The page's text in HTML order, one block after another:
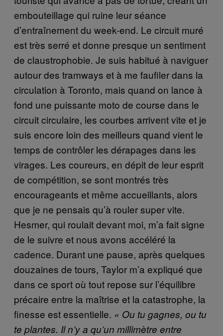
embouteillage qui ruine leur séance
d’entraînement du week-end. Le circuit muré
est très serré et donne presque un sentiment
de claustrophobie. Je suis habitué à naviguer
autour des tramways et à me faufiler dans la
circulation à Toronto, mais quand on lance à
fond une puissante moto de course dans le
circuit circulaire, les courbes arrivent vite et je
suis encore loin des meilleurs quand vient le
temps de contrôler les dérapages dans les
virages. Les coureurs, en dépit de leur esprit
de compétition, se sont montrés très
encourageants et même accueillants, alors
que je ne pensais qu’à rouler super vite.
Hesmer, qui roulait devant moi, m’a fait signe
de le suivre et nous avons accéléré la
cadence. Durant une pause, après quelques
douzaines de tours, Taylor m’a expliqué que
dans ce sport où tout repose sur l’équilibre
précaire entre la maîtrise et la catastrophe, la
finesse est essentielle. « Ou tu gagnes, ou tu
te plantes. Il n’y a qu’un millimètre entre